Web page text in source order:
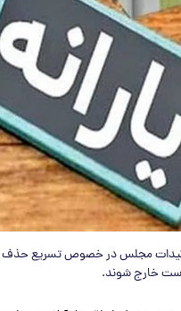
مجلس در خصوص تسریع حذف
خارج شوند.